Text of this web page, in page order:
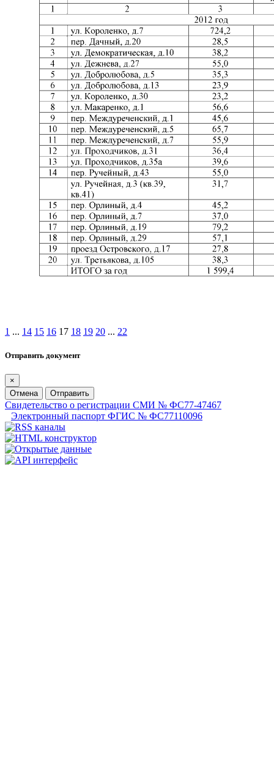
1 ... 14 15 16 17 18 19 20 ... 22
Отправить документ
×
Отмена
Отправить
Свидетельство о регистрации СМИ № ФС77-47467
Электронный паспорт ФГИС № ФС77110096